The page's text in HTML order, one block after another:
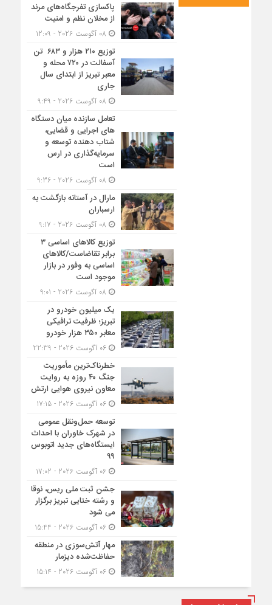
پاکسازی تفرجگاه‌های مرند
از مخلان نظم و امنیت
توزیع ۲۱۰ هزار و ۶۸۳ تن
آسفالت در ۷۲۰ محله و
معبر تبریز از ابتدای سال
جاری
تعامل سازنده میان دستگاه‌
های اجرایی و قضایی،
شتاب‌ دهنده توسعه و
سرمایه‌گذاری در ارس
است
مارال در آستانه بازگشت به
ارسباران
توزیع کالاهای اساسی ۳
برابر تقاضاست/کالاهای
اساسی به وفور در بازار
موجود است
یک میلیون خودرو در
تبریز؛ ظرفیت ترافیکی
معابر ۳۵۰ هزار خودرو
06 آگوست 2026 - 22:39
خطرناک‌ترین مأموریت
جنگ ۴۰ روزه به روایت
معاون نیروی هوایی ارتش
06 آگوست 2026 - 17:15
توسعه حمل‌ونقل عمومی
در شهرک خاوران با احداث
ایستگاه‌های جدید اتوبوس
۹۹
06 آگوست 2026 - 17:02
جشن ثبت ملی ریس، نوقا
و رشته ختایی تبریز برگزار
می شود
06 آگوست 2026 - 15:44
مهار آتش‌سوزی در منطقه
حفاظت‌شده دیزمار
06 آگوست 2026 - 15:14